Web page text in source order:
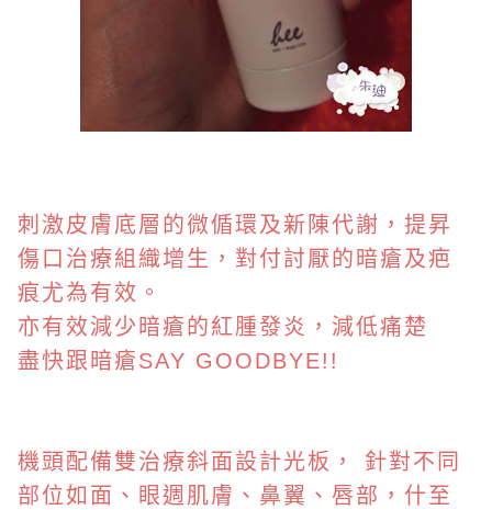
刺激皮膚底層的微偱環及新陳代謝，提昇
傷口治療組織增生，對付討厭的暗瘡及疤
痕尤為有效。
亦有效減少暗瘡的紅腫發炎，減低痛楚
盡快跟暗瘡SAY GOODBYE!!
機頭配備雙治療斜面設計光板， 針對不同
部位如面、眼週肌膚、鼻翼、唇部，什至